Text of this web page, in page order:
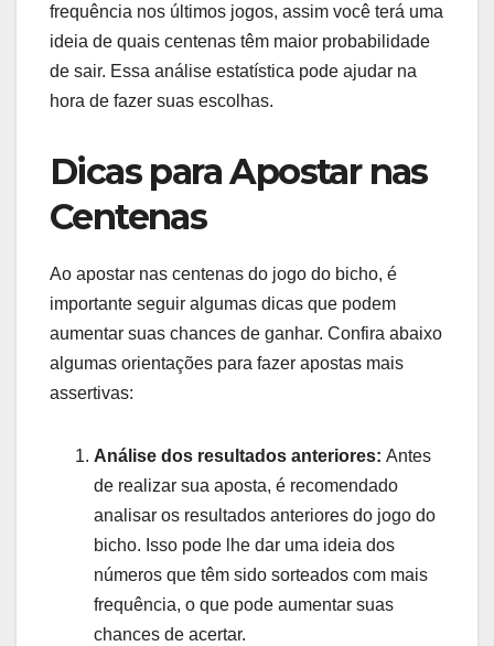
frequência nos últimos jogos, assim você terá uma
ideia de quais centenas têm maior probabilidade
de sair. Essa análise estatística pode ajudar na
hora de fazer suas escolhas.
Dicas para Apostar nas
Centenas
Ao apostar nas centenas do jogo do bicho, é
importante seguir algumas dicas que podem
aumentar suas chances de ganhar. Confira abaixo
algumas orientações para fazer apostas mais
assertivas:
Análise dos resultados anteriores: Antes
de realizar sua aposta, é recomendado
analisar os resultados anteriores do jogo do
bicho. Isso pode lhe dar uma ideia dos
números que têm sido sorteados com mais
frequência, o que pode aumentar suas
chances de acertar.